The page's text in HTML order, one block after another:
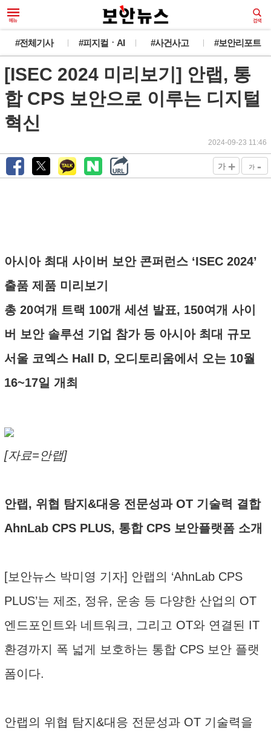
#전체기사 #피지컬ㆍAI #사건사고 #보안리포트
[ISEC 2024 미리보기] 안랩, 통
합 CPS 보안으로 이루는 디지털
혁신
2024-09-23 11:46
가 + 가 -
아시아 최대 사이버 보안 콘퍼런스 ‘ISEC 2024’
출품 제품 미리보기
총 20여개 트랙 100개 세션 발표, 150여개 사이
버 보안 솔루션 기업 참가 등 아시아 최대 규모
서울 코엑스 Hall D, 오디토리움에서 오는 10월
16~17일 개최
[자료=안랩]
안랩, 위협 탐지&대응 전문성과 OT 기술력 결합
AhnLab CPS PLUS, 통합 CPS 보안플랫폼 소개
[보안뉴스 박미영 기자] 안랩의 ‘AhnLab CPS
PLUS’는 제조, 정유, 운송 등 다양한 산업의 OT
엔드포인트와 네트워크, 그리고 OT와 연결된 IT
환경까지 폭 넓게 보호하는 통합 CPS 보안 플랫
폼이다.
안랩의 위협 탐지&대응 전문성과 OT 기술력을